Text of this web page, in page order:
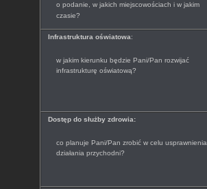
o podanie, w jakich miejscowościach i w jakim
czasie?
Infrastruktura oświatowa:
w jakim kierunku będzie Pani/Pan rozwijać
infrastrukturę oświatową?
Dostęp do służby zdrowia:
co planuje Pani/Pan zrobić w celu usprawnienia
działania przychodni?